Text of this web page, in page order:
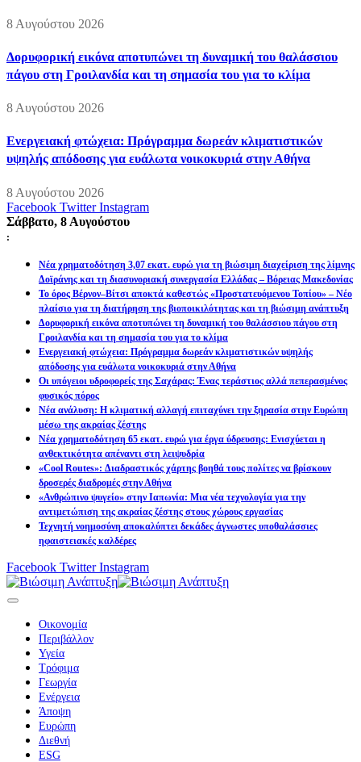
8 Αυγούστου 2026
Δορυφορική εικόνα αποτυπώνει τη δυναμική του θαλάσσιου
πάγου στη Γροιλανδία και τη σημασία του για το κλίμα
8 Αυγούστου 2026
Ενεργειακή φτώχεια: Πρόγραμμα δωρεάν κλιματιστικών
υψηλής απόδοσης για ευάλωτα νοικοκυριά στην Αθήνα
8 Αυγούστου 2026
Facebook Twitter Instagram
Σάββατο, 8 Αυγούστου
:
Νέα χρηματοδότηση 3,07 εκατ. ευρώ για τη βιώσιμη διαχείριση της λίμνης
Δοϊράνης και τη διασυνοριακή συνεργασία Ελλάδας – Βόρειας Μακεδονίας
Το όρος Βέρνον–Βίτσι αποκτά καθεστώς «Προστατευόμενου Τοπίου» – Νέο
πλαίσιο για τη διατήρηση της βιοποικιλότητας και τη βιώσιμη ανάπτυξη
Δορυφορική εικόνα αποτυπώνει τη δυναμική του θαλάσσιου πάγου στη
Γροιλανδία και τη σημασία του για το κλίμα
Ενεργειακή φτώχεια: Πρόγραμμα δωρεάν κλιματιστικών υψηλής
απόδοσης για ευάλωτα νοικοκυριά στην Αθήνα
Οι υπόγειοι υδροφορείς της Σαχάρας: Ένας τεράστιος αλλά πεπερασμένος
φυσικός πόρος
Νέα ανάλυση: Η κλιματική αλλαγή επιταχύνει την ξηρασία στην Ευρώπη
μέσω της ακραίας ζέστης
Νέα χρηματοδότηση 65 εκατ. ευρώ για έργα ύδρευσης: Ενισχύεται η
ανθεκτικότητα απέναντι στη λειψυδρία
«Cool Routes»: Διαδραστικός χάρτης βοηθά τους πολίτες να βρίσκουν
δροσερές διαδρομές στην Αθήνα
«Ανθρώπινο ψυγείο» στην Ιαπωνία: Μια νέα τεχνολογία για την
αντιμετώπιση της ακραίας ζέστης στους χώρους εργασίας
Τεχνητή νοημοσύνη αποκαλύπτει δεκάδες άγνωστες υποθαλάσσιες
ηφαιστειακές καλδέρες
Facebook Twitter Instagram
Οικονομία
Περιβάλλον
Υγεία
Τρόφιμα
Γεωργία
Ενέργεια
Άποψη
Ευρώπη
Διεθνή
ESG